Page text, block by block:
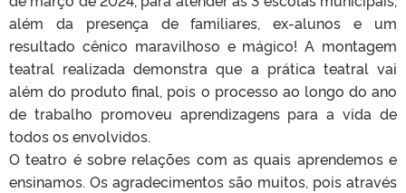
além da presença de familiares, ex-alunos e um
resultado cênico maravilhoso e mágico! A montagem
teatral realizada demonstra que a prática teatral vai
além do produto final, pois o processo ao longo do ano
de trabalho promoveu aprendizagens para a vida de
todos os envolvidos.
O teatro é sobre relações com as quais aprendemos e
ensinamos. Os agradecimentos são muitos, pois através